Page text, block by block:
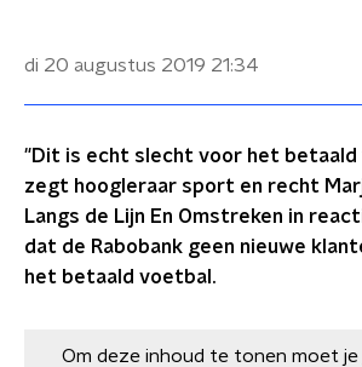
di 20 augustus 2019 21:34
"Dit is echt slecht voor het betaald
zegt hoogleraar sport en recht
Langs de Lijn En Omstreken in
dat de Rabobank geen nieuwe
het betaald voetbal.
Om deze inhoud te tonen moet je